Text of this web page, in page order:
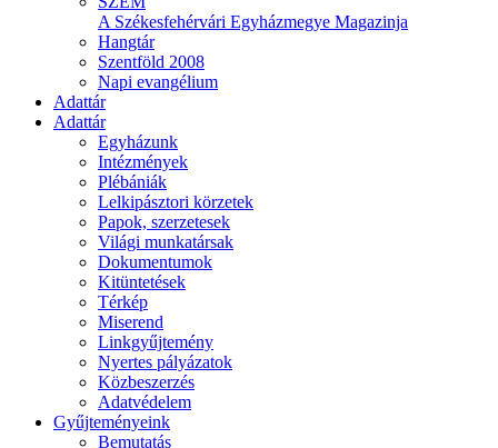
A Székesfehérvári Egyházmegye Magazinja
Hangtár
Szentföld 2008
Napi evangélium
Adattár
Adattár
Egyházunk
Intézmények
Plébániák
Lelkipásztori körzetek
Papok, szerzetesek
Világi munkatársak
Dokumentumok
Kitüntetések
Térkép
Miserend
Linkgyűjtemény
Nyertes pályázatok
Közbeszerzés
Adatvédelem
Gyűjteményeink
Bemutatás